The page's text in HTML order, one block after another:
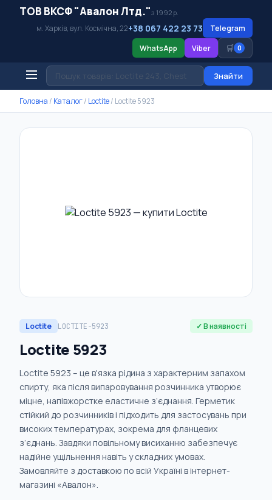
ТОВ ВКСФ "Авалон Лтд."з 1992 р.
м. Харків, вул. Космічна, 22+38 067 422 23 73
Telegram
WhatsApp
Viber 🛒 0
Знайти
Головна / Каталог/ Loctite/ Loctite 5923
Loctite LOCTITE-5923 ✓ В наявності
Loctite 5923
Loctite 5923 – це в'язка рідина з характерним запахом
спирту, яка після випаровування розчинника утворює
міцне, напівжорстке еластичне з’єднання. Герметик
стійкий до розчинників і підходить для застосувань при
високих температурах, зокрема для фланцевих
з’єднань. Завдяки повільному висиханню забезпечує
надійне ущільнення навіть у складних умовах.
Замовляйте з доставкою по всій Україні в інтернет-
магазині «Авалон».